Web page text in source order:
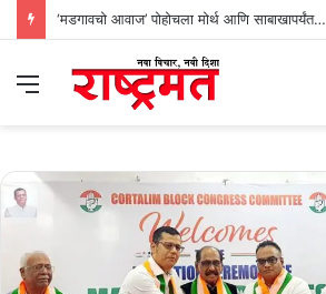
‘मडगावचो आवाज’ पोहोचला मोर्थ आणि साबाखापर्यंत…
Menu